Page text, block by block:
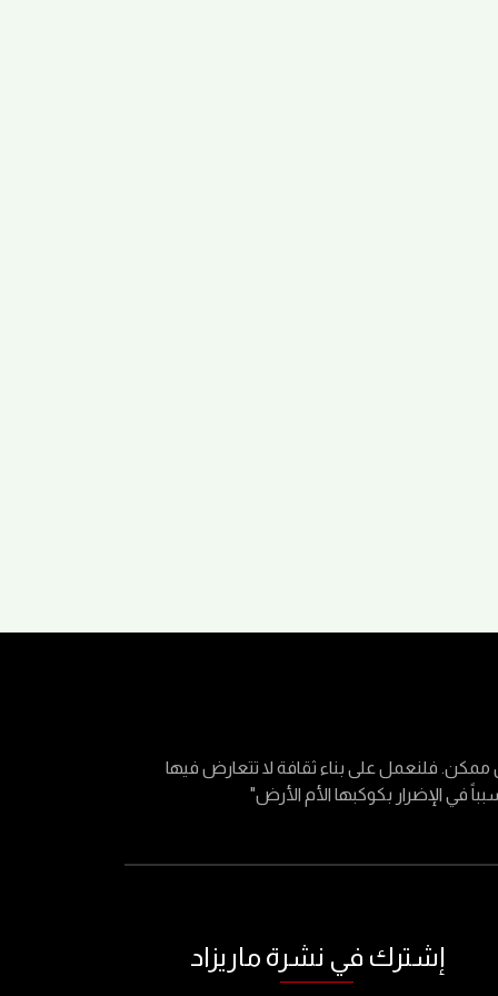
فلنعمل على بناء ثقافة لا تتعارض فيها
في الإضرار بكوكبها الأم الأرض"
إشترك في نشرة ماريزاد